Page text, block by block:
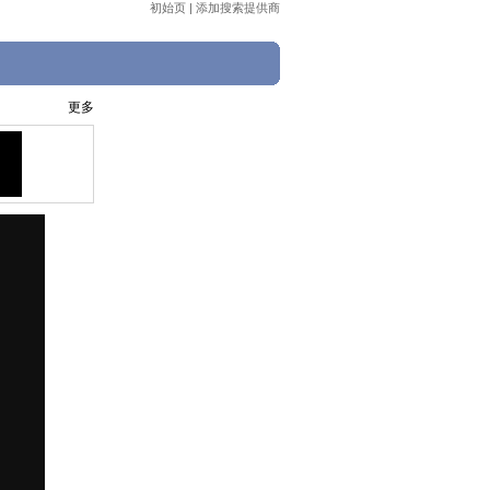
初始页 | 添加搜索提供商
更多